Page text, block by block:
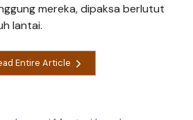
mereka, dipaksa berlutut
lantai.
Entire Article